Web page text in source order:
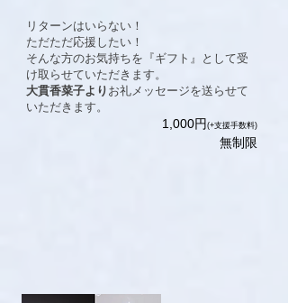
​1,000円 (+支援手数料)
無制限
リターンはいらない！
ただただ応援したい！
そんな方のお気持ちを『ギフト』として受
け取らせていただきます。
大貫香菜子より お礼メッセージを送らせて
いただきます。